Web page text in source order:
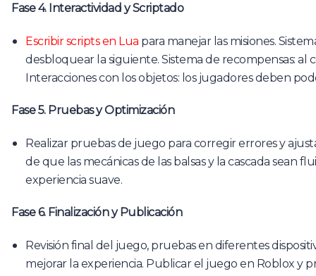
Fase 4. Interactividad y Scriptado
Escribir scripts en Lua para manejar las misiones.
desbloquear la siguiente. Sistema de recompensas:
Interacciones con los objetos: los jugadores deben
Fase 5. Pruebas y Optimización
Realizar pruebas de juego para corregir errores y
de que las mecánicas de las balsas y la cascada sean
experiencia suave.
Fase 6. Finalización y Publicación
Revisión final del juego, pruebas en diferentes
mejorar la experiencia. Publicar el juego en Roblox y